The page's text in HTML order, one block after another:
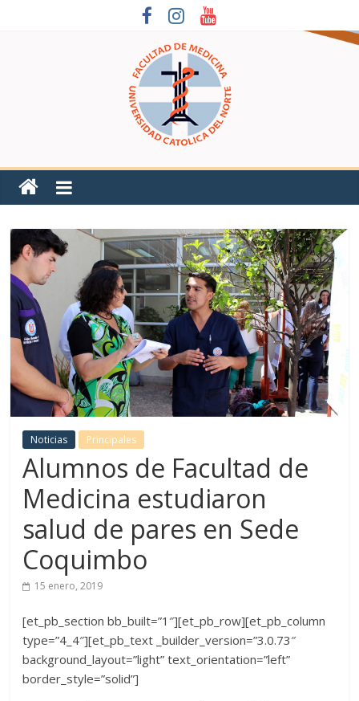
Noticias Principales
Alumnos de Facultad de
Medicina estudiaron
salud de pares en Sede
Coquimbo
15 enero, 2019
[et_pb_section bb_built=”1″][et_pb_row][et_pb_column
type=”4_4″][et_pb_text _builder_version=”3.0.73″
background_layout=”light” text_orientation=”left”
border_style=”solid”]